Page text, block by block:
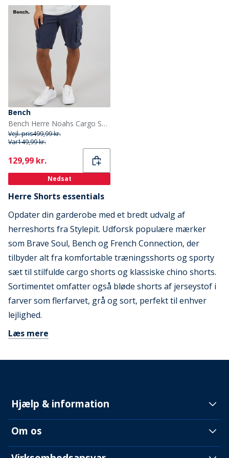
Bench
Bench Herre Noahs Cargo Shorts Navy
Vejl. pris499,99 kr.
Var149,99 kr.
Current
129,99 kr.
Nedsat
Herre Shorts essentials
Opdater din garderobe med et bredt udvalg af
herreshorts fra Stylepit. Udforsk populære mærker
som Brave Soul, Bench og French Connection, der
tilbyder alt fra komfortable træningsshorts og sporty
sæt til stilfulde cargo shorts og klassiske chino shorts.
Sortimentet omfatter også bløde shorts af jerseystof i
farver som flerfarvet, grå og sort, perfekt til enhver
lejlighed.
Læs mere
Hjælp & information
Om os